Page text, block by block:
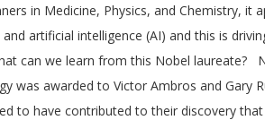
in Medicine, Physics, and Chemistry,
and artificial intelligence (AI) and this is
can we learn from this Nobel laureate?
was awarded to Victor Ambros and Gary
to have contributed to their discovery